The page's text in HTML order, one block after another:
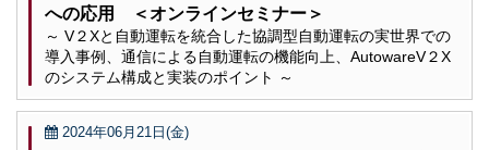
への応用 ＜オンラインセミナー＞
～ V２Xと自動運転を統合した協調型自動運転の実世界での
導入事例、通信による自動運転の機能向上、AutowareV２X
のシステム構成と実装のポイント ～
2024年06月21日(金)